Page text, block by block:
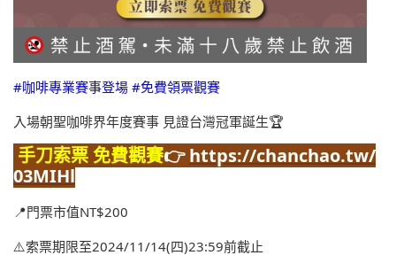
#咖啡專業賽事登場 #免費領票觀賽
入場朝聖咖啡界年度賽事 見證台灣冠軍誕生🏆
手刀索票 免費觀賽👉https://chanchao.tw/
03MIHl
📍門票市值NT$200
⚠️索票期限至2024/11/14(四)23:59前截止